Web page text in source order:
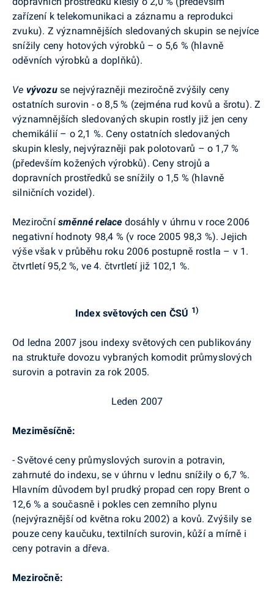
zařízení k telekomunikaci a záznamu a reprodukci
zvuku). Z významnějších sledovaných skupin se nejvíce
snížily ceny hotových výrobků – o 5,6 % (hlavně
oděvních výrobků a doplňků).
Ve vývozu se nejvýrazněji meziročně zvýšily ceny
ostatních surovin - o 8,5 % (zejména rud kovů a šrotu). Z
významnějších sledovaných skupin rostly již jen ceny
chemikálií – o 2,1 %. Ceny ostatních sledovaných
skupin klesly, nejvýrazněji pak polotovarů – o 1,7 %
(především kožených výrobků). Ceny strojů a
dopravních prostředků se snížily o 1,5 % (hlavně
silničních vozidel).
Meziročnísměnné relace dosáhly v úhrnu v roce 2006
negativní hodnoty 98,4 % (v roce 2005 98,3 %). Jejich
výše však v průběhu roku 2006 postupně rostla – v 1.
čtvrtletí 95,2 %, ve 4. čtvrtletí již 102,1 %.
Index světových cen ČSÚ 1)
Od ledna 2007 jsou indexy světových cen publikovány
na struktuře dovozu vybraných komodit průmyslových
surovin a potravin za rok 2005.
Leden 2007
Meziměsíčně:
- Světové ceny průmyslových surovin a potravin,
zahrnuté do indexu, se v úhrnu v lednu snížily o 6,7 %.
Hlavním důvodem byl prudký propad cen ropy Brent o
12,6 % a současně i pokles cen zemního plynu
(nejvýraznější od května roku 2002) a kovů. Zvýšily se
pouze ceny kaučuku, textilních surovin, kůží a mírně i
ceny potravin a dřeva.
Meziročně: